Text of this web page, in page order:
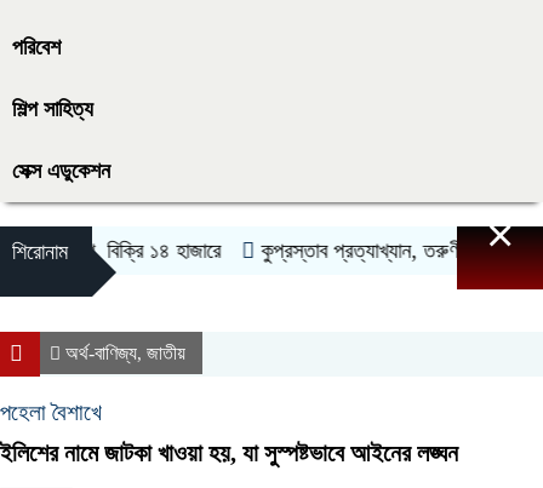
পরিবেশ
শিল্প সাহিত্য
সেক্স এডুকেশন
শিরোনাম
ইলিশ, বিক্রি ১৪ হাজারে কুপ্রস্তাব প্রত্যাখ্যান, তরুণীকে গাছে বেঁধে
×
অর্থ-বাণিজ্য, জাতীয়
পহেলা বৈশাখে
ইলিশের নামে জাটকা খাওয়া হয়, যা সুস্পষ্টভাবে আইনের লঙ্ঘন